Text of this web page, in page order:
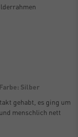
Farbe: Silber
gehabt, es ging um
menschlich nett